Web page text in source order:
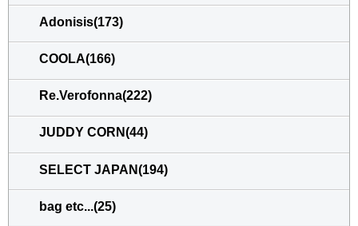
Adonisis(173)
COOLA(166)
Re.Verofonna(222)
JUDDY CORN(44)
SELECT JAPAN(194)
bag etc...(25)